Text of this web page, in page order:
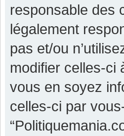
responsable des
légalement
pas et/ou
modifier celles-ci
vous en soyez
celles-ci par